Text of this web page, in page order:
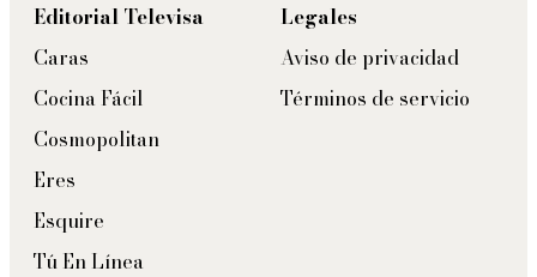
Editorial Televisa
Caras
Cocina Fácil
Cosmopolitan
Eres
Esquire
Tú En Línea
Legales
Aviso de privacidad
Términos de servicio